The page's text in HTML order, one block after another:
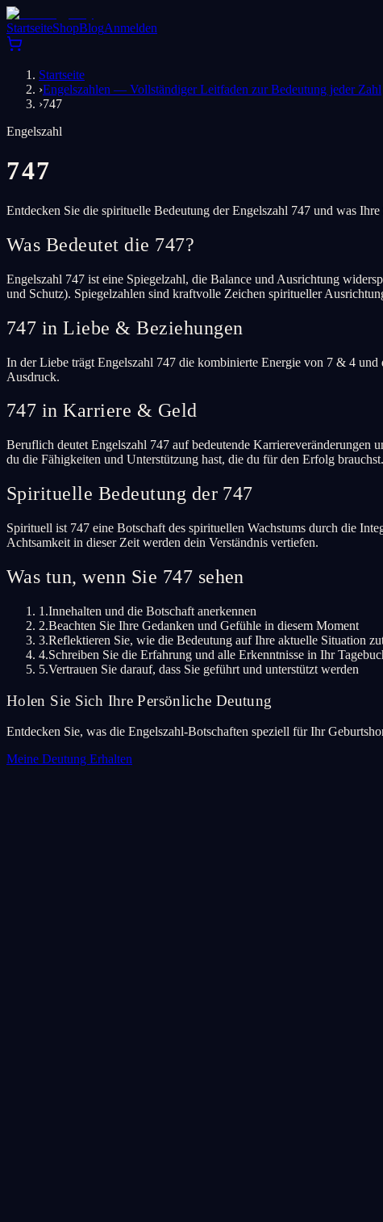
StartseiteShopBlogAnmelden
Startseite
›Engelszahlen — Vollständiger Leitfaden zur Bedeutung jeder Zahl
›747
Engelszahl
747
Entdecken Sie die spirituelle Bedeutung der Engelszahl 747 und was Ihre
Was Bedeutet die 747?
Engelszahl 747 ist eine Spiegelzahl, die Balance und Ausrichtung
und Schutz). Spiegelzahlen sind kraftvolle Zeichen spiritueller
747 in Liebe & Beziehungen
In der Liebe trägt Engelszahl 747 die kombinierte Energie von 7 & 4
Ausdruck.
747 in Karriere & Geld
Beruflich deutet Engelszahl 747 auf bedeutende
du die Fähigkeiten und Unterstützung hast, die du für den Erfolg brauchst.
Spirituelle Bedeutung der 747
Spirituell ist 747 eine Botschaft des spirituellen Wachstums durch die
Achtsamkeit in dieser Zeit werden dein Verständnis vertiefen.
Was tun, wenn Sie 747 sehen
1.Innehalten und die Botschaft anerkennen
2.Beachten Sie Ihre Gedanken und Gefühle in diesem Moment
3.Reflektieren Sie, wie die Bedeutung auf Ihre aktuelle Situation
4.Schreiben Sie die Erfahrung und alle Erkenntnisse in Ihr
5.Vertrauen Sie darauf, dass Sie geführt und unterstützt werden
Holen Sie Sich Ihre Persönliche Deutung
Entdecken Sie, was die Engelszahl-Botschaften speziell für Ihr
Meine Deutung Erhalten